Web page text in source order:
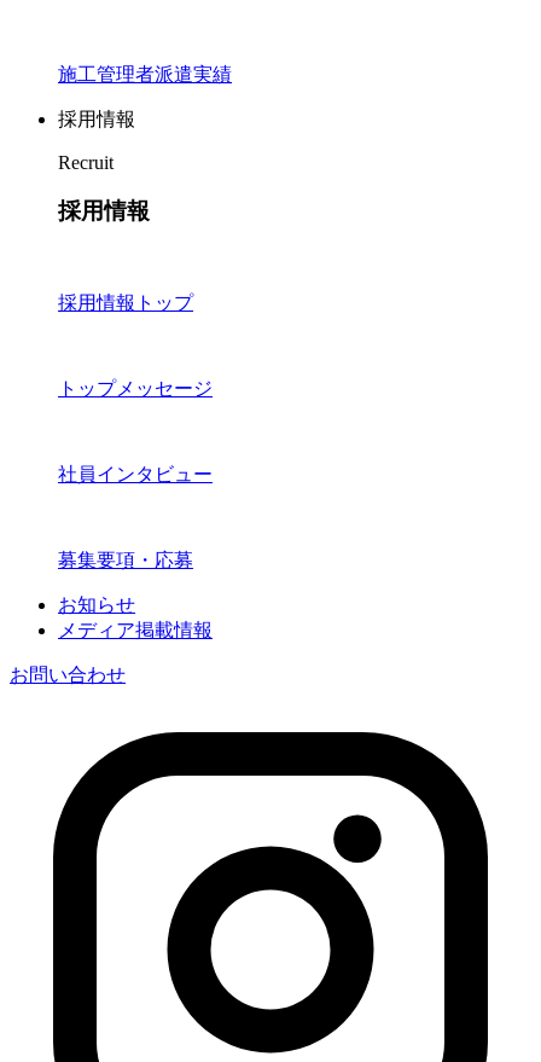
施工管理者派遣実績
採用情報
Recruit
採用情報
採用情報トップ
トップメッセージ
社員インタビュー
募集要項・応募
お知らせ
メディア掲載情報
お問い合わせ